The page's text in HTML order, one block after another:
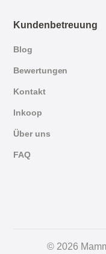
Kundenbetreuung
Blog
Bewertungen
Kontakt
Inkoop
Über uns
FAQ
© 2026